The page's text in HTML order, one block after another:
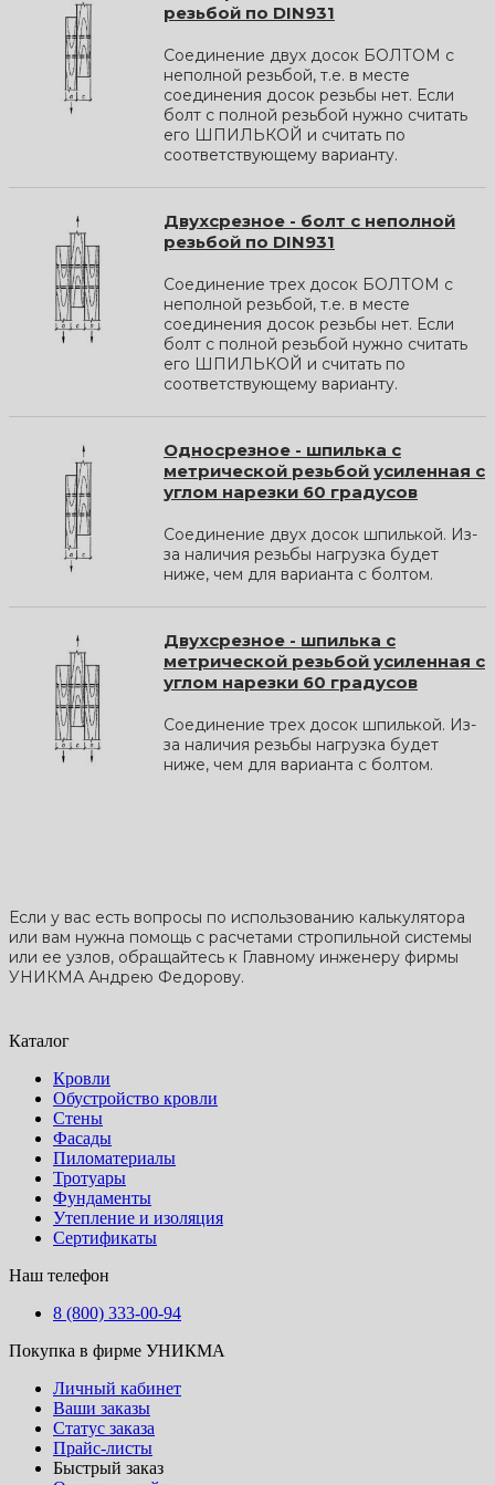
резьбой по DIN931
Соединение двух досок БОЛТОМ с
неполной резьбой, т.е. в месте
соединения досок резьбы нет. Если
болт с полной резьбой нужно считать
его ШПИЛЬКОЙ и считать по
соответствующему варианту.
Двухсрезное - болт с неполной
резьбой по DIN931
Соединение трех досок БОЛТОМ с
неполной резьбой, т.е. в месте
соединения досок резьбы нет. Если
болт с полной резьбой нужно считать
его ШПИЛЬКОЙ и считать по
соответствующему варианту.
Односрезное - шпилька с
метрической резьбой усиленная с
углом нарезки 60 градусов
Соединение двух досок шпилькой. Из-
за наличия резьбы нагрузка будет
ниже, чем для варианта с болтом.
Двухсрезное - шпилька с
метрической резьбой усиленная с
углом нарезки 60 градусов
Соединение трех досок шпилькой. Из-
за наличия резьбы нагрузка будет
ниже, чем для варианта с болтом.
Если у вас есть вопросы по использованию калькулятора
или вам нужна помощь с расчетами стропильной системы
или ее узлов, обращайтесь к Главному инженеру фирмы
УНИКМА Андрею Федорову.
Каталог
Кровли
Обустройство кровли
Стены
Фасады
Пиломатериалы
Тротуары
Фундаменты
Утепление и изоляция
Сертификаты
Наш телефон
8 (800) 333-00-94
Покупка в фирме УНИКМА
Личный кабинет
Ваши заказы
Статус заказа
Прайс-листы
Быстрый заказ